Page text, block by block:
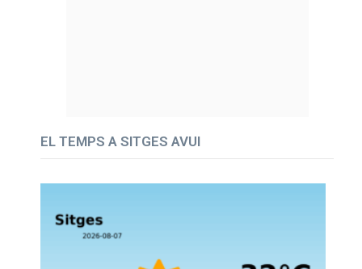
EL TEMPS A SITGES AVUI